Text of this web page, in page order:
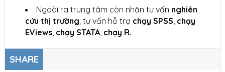
Ngoài ra trung tâm còn nhận tư vấn nghiên
cứu thị trường; tư vấn hỗ trợ chạy SPSS, chạy
EViews, chạy STATA, chạy R.
SHARE